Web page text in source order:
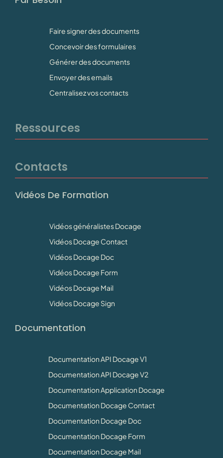
Faire signer des documents
Concevoir des formulaires
Générer des documents
Envoyer des emails
Centralisez vos contacts
Ressources
Contacts
Vidéos De Formation
Vidéos généralistes Docage
Vidéos Docage Contact
Vidéos Docage Doc
Vidéos Docage Form
Vidéos Docage Mail
Vidéos Docage Sign
Documentation
Documentation API Docage V1
Documentation API Docage V2
Documentation Application Docage
Documentation Docage Contact
Documentation Docage Doc
Documentation Docage Form
Documentation Docage Mail